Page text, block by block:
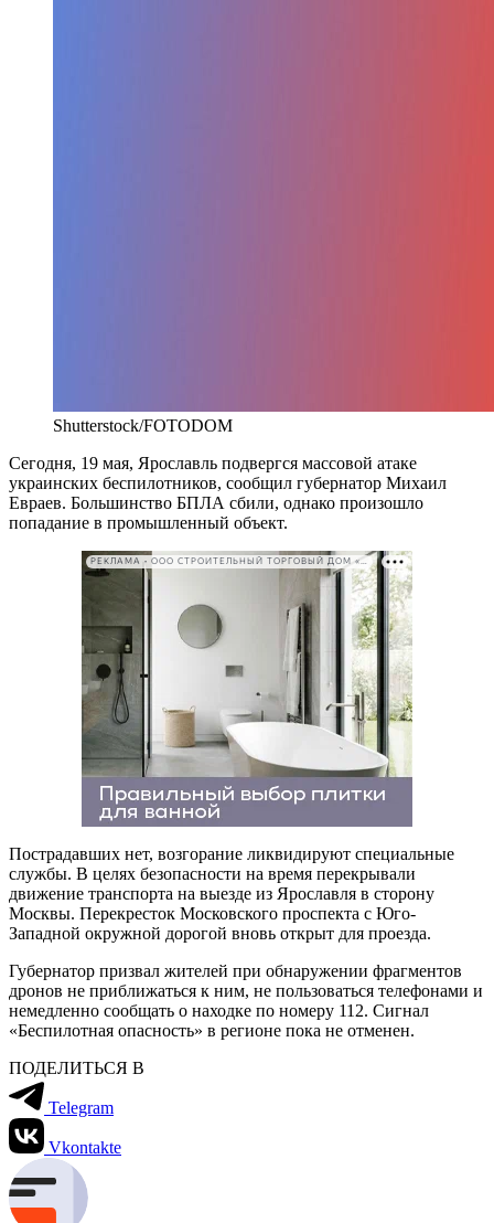
Shutterstock/FOTODOM
Сегодня, 19 мая, Ярославль подвергся массовой атаке
украинских беспилотников, сообщил губернатор Михаил
Евраев. Большинство БПЛА сбили, однако произошло
попадание в промышленный объект.
РЕКЛАМА • ООО СТРОИТЕЛЬНЫЙ ТОРГОВЫЙ ДОМ «ПЕТРОВИЧ». ИНН: 7802348846
Пострадавших нет, возгорание ликвидируют специальные
службы. В целях безопасности на время перекрывали
движение транспорта на выезде из Ярославля в сторону
Москвы. Перекресток Московского проспекта с Юго-
Западной окружной дорогой вновь открыт для проезда.
Губернатор призвал жителей при обнаружении фрагментов
дронов не приближаться к ним, не пользоваться телефонами и
немедленно сообщать о находке по номеру 112. Сигнал
«Беспилотная опасность» в регионе пока не отменен.
ПОДЕЛИТЬСЯ В
Telegram
Vkontakte